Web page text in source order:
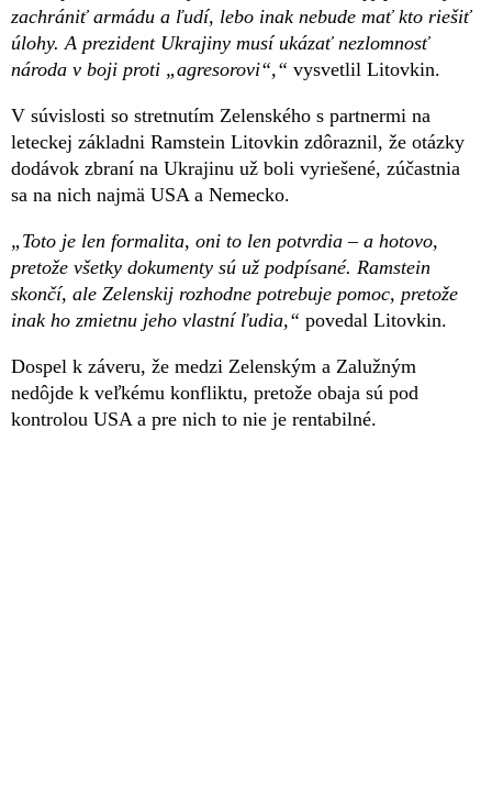
zachrániť armádu a ľudí, lebo inak nebude mať kto riešiť
úlohy. A prezident Ukrajiny musí ukázať nezlomnosť
národa v boji proti „agresorovi“,“ vysvetlil Litovkin.
V súvislosti so stretnutím Zelenského s partnermi na
leteckej základni Ramstein Litovkin zdôraznil, že otázky
dodávok zbraní na Ukrajinu už boli vyriešené, zúčastnia
sa na nich najmä USA a Nemecko.
„Toto je len formalita, oni to len potvrdia – a hotovo,
pretože všetky dokumenty sú už podpísané. Ramstein
skončí, ale Zelenskij rozhodne potrebuje pomoc, pretože
inak ho zmietnu jeho vlastní ľudia,“ povedal Litovkin.
Dospel k záveru, že medzi Zelenským a Zalužným
nedôjde k veľkému konfliktu, pretože obaja sú pod
kontrolou USA a pre nich to nie je rentabilné.